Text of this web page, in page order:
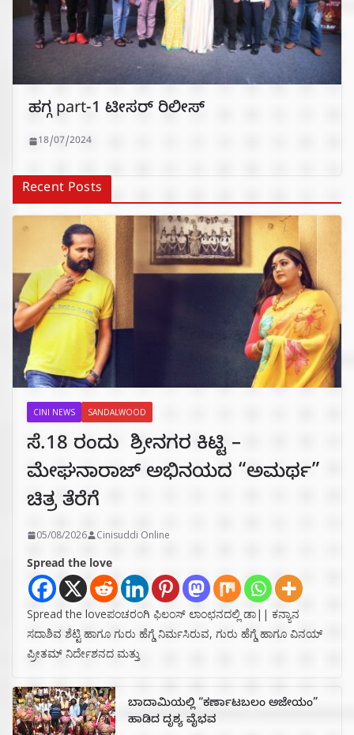
ಹಗ್ಗ part-1 ಟೀಸರ್ ರಿಲೀಸ್
18/07/2024
Recent Posts
CINI NEWS SANDALWOOD
ಸೆ.18 ರಂದು ಶ್ರೀನಗರ ಕಿಟ್ಟಿ –
ಮೇಘನಾರಾಜ್ ಅಭಿನಯದ “ಅಮರ್ಥ”
ಚಿತ್ರ ತೆರೆಗೆ
05/08/2026 Cinisuddi Online
Spread the love
Spread the loveಪಂಚರಂಗಿ ಫಿಲಂಸ್ ಲಾಂಛನದಲ್ಲಿ ಡಾ|| ಕನ್ಯಾನ
ಸದಾಶಿವ ಶೆಟ್ಟಿ ಹಾಗೂ ಗುರು ಹೆಗ್ಡೆ ನಿರ್ಮಸಿರುವ, ಗುರು ಹೆಗ್ಡೆ ಹಾಗೂ ವಿನಯ್
ಪ್ರೀತಮ್ ನಿರ್ದೇಶನದ ಮತ್ತು
ಬಾದಾಮಿಯಲ್ಲಿ “ಕರ್ಣಾಟಬಲಂ ಅಜೇಯಂ”
ಹಾಡಿದ ದೃಶ್ಯ ವೈಭವ